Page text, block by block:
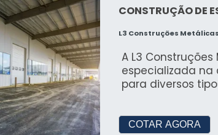
se destaca pela excelência em
serviços adicionais.
CONSTRUÇÃO DE
L3 Construções Metálicas
A L3
especializada
para diversos
COTAR AGORA